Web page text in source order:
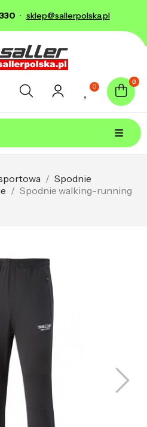
· sklep@sallerpolska.pl
0
0
Spodnie
Spodnie walking-running